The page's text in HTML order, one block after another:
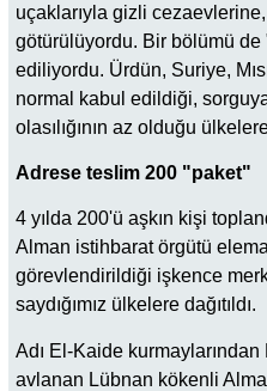
uçaklarıyla gizli
götürülüyordu. Bir bölümü
ediliyordu. Ürdün, Suriye,
normal kabul edildiği, sorguya
olasılığının az olduğu
Adrese teslim 200 "paket"
4 yılda 200'ü aşkın kişi
Alman istihbarat örgütü
görevlendirildiği işkence
saydığımız ülkelere dağıtıldı.
Adı El-Kaide kurmaylarından
avlanan Lübnan kökenli